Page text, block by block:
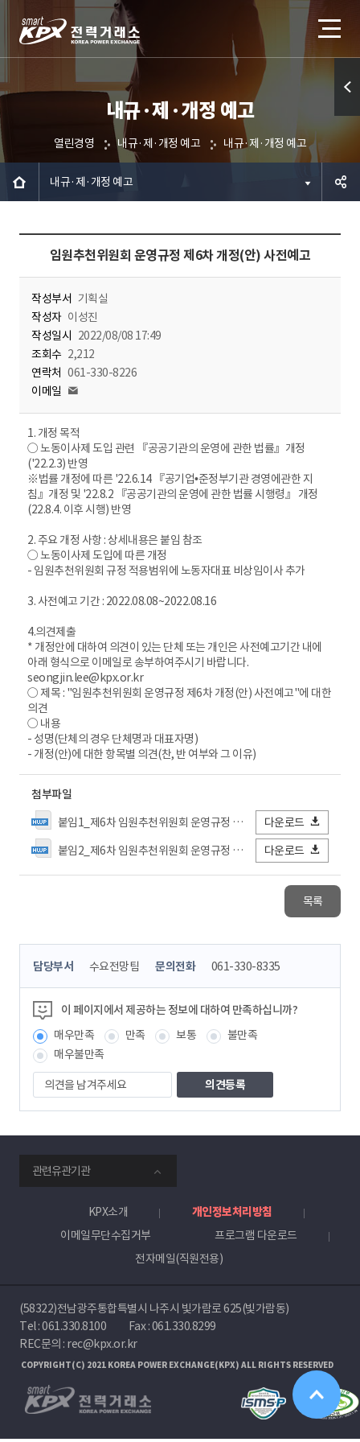
내규·제·개정 예고
열린경영 내규·제·개정 예고 내규·제·개정 예고
내규·제·개정 예고
임원추천위원회 운영규정 제6차 개정(안) 사전예고
작성부서 기획실
작성자 이성진
작성일시 2022/08/08 17:49
조회수 2,212
연락처 061-330-8226
이메일
1. 개정 목적
○ 노동이사제 도입 관련 『공공기관의 운영에 관한 법률』개정
('22.2.3) 반영
※법률 개정에 따른 '22.6.14 『공기업•준정부기관 경영에관한 지
침』개정 및 '22.8.2 『공공기관의 운영에 관한 법률 시행령』 개정
(22.8.4. 이후 시행) 반영
2. 주요 개정 사항 : 상세내용은 붙임 참조
○ 노동이사제 도입에 따른 개정
- 임원추천위원회 규정 적용범위에 노동자대표 비상임이사 추가
3. 사전예고 기간 : 2022.08.08~2022.08.16
4.의견제출
* 개정안에 대하여 의견이 있는 단체 또는 개인은 사전예고기간 내에
아래 형식으로 이메일로 송부하여주시기 바랍니다.
seongjin.lee@kpx.or.kr
○ 제목 : "임원추천위원회 운영규정 제6차 개정(안) 사전예고"에 대한
의견
○ 내용
- 성명(단체의 경우 단체명과 대표자명)
- 개정(안)에 대한 항목별 의견(찬, 반 여부와 그 이유)
첨부파일
붙임1_제6차 임원추천위원회 운영규정 개정(안)_신구조문대비표.hwp
다운로드
붙임2_제6차 임원추천위원회 운영규정 개정(안)_전문.hwp
다운로드
목록
콘
츠
정
보
책
임
자
담당부서 수요전망팀 문의전화 061-330-8335
이 페이지에서 제공하는 정보에 대하여 만족하십니까?
매우만족
만족 보통
불만족
매우불만족
의
견
을
겨
주
세
요
관련유관기관
KPX소개
개인정보처리방침
이메일무단수집거부
프로그램 다운로드
전자메일(직원전용)
(58322)전남광주통합특별시 나주시 빛가람로 625(빛가람동)
Tel :061.330.8100
Fax : 061.330.8299
REC문의 : rec@kpx.or.kr
COPYRIGHT(C) 2021 KOREA POWER EXCHANGE(KPX) ALL RIGHTS RESERVED